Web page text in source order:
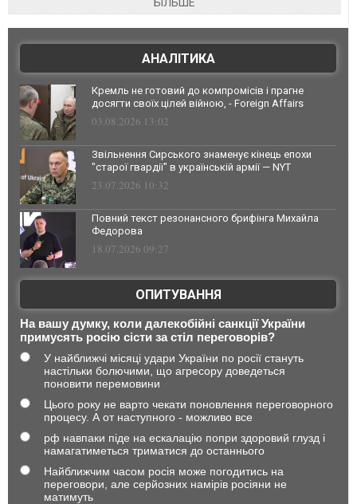
АНАЛІТИКА
Кремль не готовий до компромісів і прагне
досягти своїх цілей війною, - Foreign Affairs
03.08.2026 13:02
Звільнення Сирського знаменує кінець епохи
"старої гвардії" в українській армії — NYT
23.07.2026 10:32
Повний текст резонансного брифінга Михайла
Федорова
18.07.2026 09:27
ОПИТУВАННЯ
На вашу думку, коли далекобійні санкції України
примусять росію сісти за стіл переговорів?
У найближчі місяці удари України по росії стануть
настільки болючими, що агресору доведеться
поновити перемовини
Цього року не варто чекати поновлення переговорного
процесу. А от наступного - можливо все
рф навпаки піде на ескалацію попри здоровий глузд і
намагатиметься триматися до останнього
Найближчим часом росія може погодитись на
переговори, але серйозних намірів росіяни не
матимуть